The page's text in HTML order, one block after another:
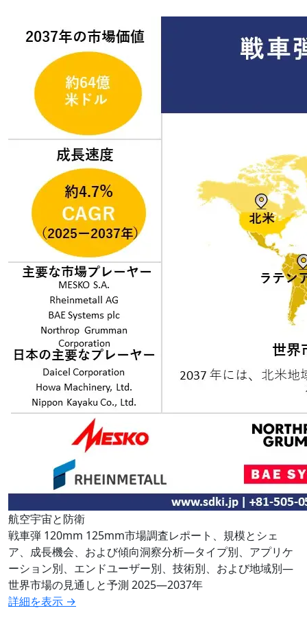
航空宇宙と防衛
戦車弾 120mm 125mm市場調査レポート、規模とシェ
ア、成長機会、および傾向洞察分析―タイプ別、アプリケ
ーション別、エンドユーザー別、技術別、および地域別―
世界市場の見通しと予測 2025―2037年
詳細を表示 →